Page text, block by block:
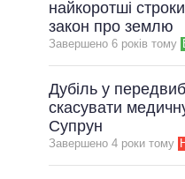
ВСІ ПЕРСОНИ
ВСІ
найкоротші
закон про землю
Завершено 6 рокiв тому
Дубіль у
скасувати
Супрун
Завершено 4 роки тому